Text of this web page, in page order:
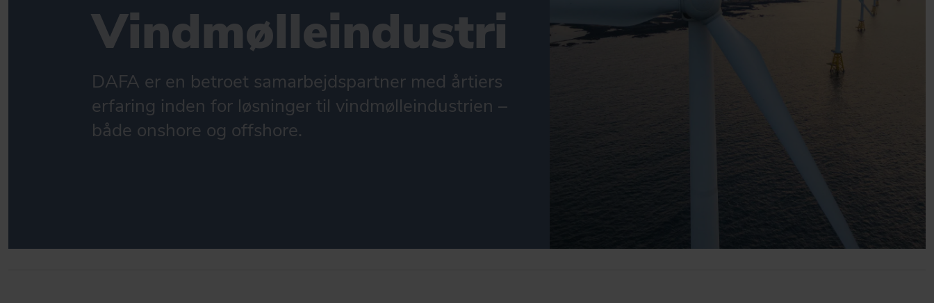
Vindmølleindustri
DAFA er en betroet samarbejdspartner med årtiers
erfaring inden for løsninger til vindmølleindustrien –
både onshore og offshore.
Vores viden og indsigt gør os til en
GÅ TIL KOMPETENCER
TRANSPORT
MASKININDUSTRI
GÅ TIL WHAT WE DO